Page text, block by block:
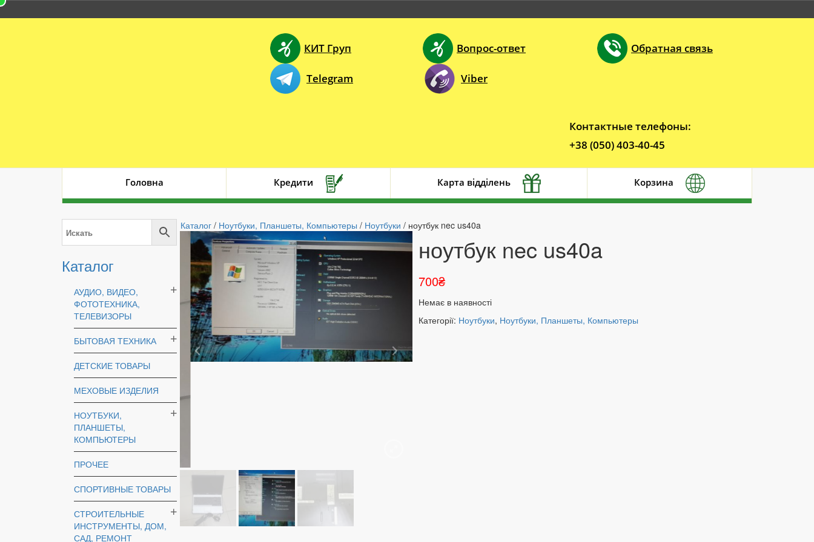
КИТ Груп Вопрос-ответ Обратная связь
Telegram Viber
Контактные телефоны:
+38 (050) 403-40-45
Головна Кредити Карта відділень Корзина
Каталог
АУДИО, ВИДЕО,
ФОТОТЕХНИКА,
ТЕЛЕВИЗОРЫ
БЫТОВАЯ ТЕХНИКА
ДЕТСКИЕ ТОВАРЫ
МЕХОВЫЕ ИЗДЕЛИЯ
НОУТБУКИ,
ПЛАНШЕТЫ,
КОМПЬЮТЕРЫ
ПРОЧЕЕ
СПОРТИВНЫЕ ТОВАРЫ
СТРОИТЕЛЬНЫЕ
ИНСТРУМЕНТЫ, ДОМ,
САД, РЕМОНТ
Каталог / Ноутбуки, Планшеты, Компьютеры / Ноутбуки / ноутбук nec us40a
ноутбук nec us40a
700₴
Немає в наявності
Категорії: Ноутбуки, Ноутбуки, Планшеты, Компьютеры
Описание товара
параметры комплект и состояние на фото